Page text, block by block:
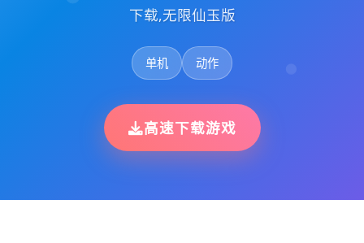
下载,无限仙玉版
单机 动作
高速下载游戏